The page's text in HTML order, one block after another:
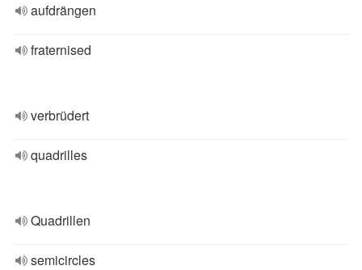
aufdrängen
fraternised
verbrüdert
quadrilles
Quadrillen
semicircles